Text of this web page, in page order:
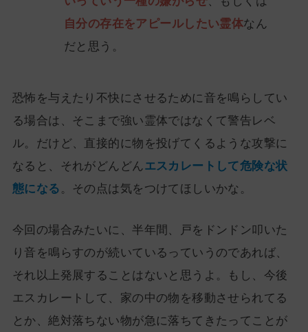
自分の存在をアピールしたい霊体なん
だと思う。
恐怖を与えたり不快にさせるために音を鳴らしてい
る場合は、そこまで強い霊体ではなくて警告レベ
ル。だけど、直接的に物を投げてくるような攻撃に
なると、それがどんどんエスカレートして危険な状
態になる。その点は気をつけてほしいかな。
今回の場合みたいに、半年間、戸をドンドン叩いた
り音を鳴らすのが続いているっていうのであれば、
それ以上発展することはないと思うよ。もし、今後
エスカレートして、家の中の物を移動させられてる
とか、絶対落ちない物が急に落ちてきたってことが